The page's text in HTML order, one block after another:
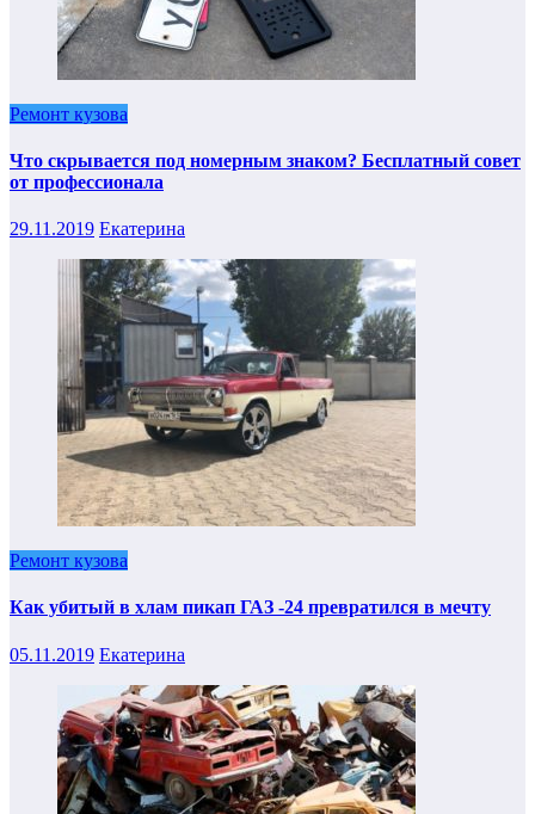
Ремонт кузова
Что скрывается под номерным знаком? Бесплатный совет
от профессионала
29.11.2019 Екатерина
Ремонт кузова
Как убитый в хлам пикап ГАЗ -24 превратился в мечту
05.11.2019 Екатерина